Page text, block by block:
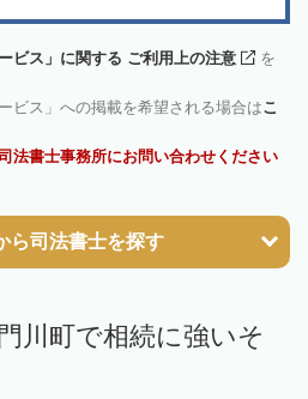
ビス」に関する ご利用上の注意
を
ビス」への掲載を希望される場合はこ
法書士事務所にお問い合わせください
ら司法書士を探す
川町で相続に強いそ